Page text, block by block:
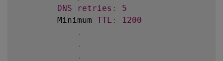
DNS
retries :
5
        Minimum
TTL : 1200
.
.
.